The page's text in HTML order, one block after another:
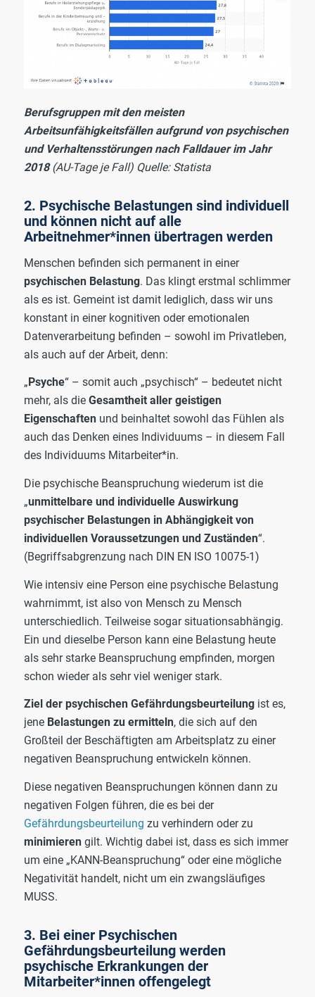
Berufsgruppen mit den meisten
Arbeitsunfähigkeitsfällen aufgrund von psychischen
und Verhaltensstörungen nach Falldauer im Jahr
2018(AU-Tage je Fall) Quelle: Statista
2. Psychische Belastungen sind individuell
und können nicht auf alle
Arbeitnehmer*innen übertragen werden
Menschen befinden sich permanent in einer
psychischen Belastung. Das klingt erstmal schlimmer
als es ist. Gemeint ist damit lediglich, dass wir uns
konstant in einer kognitiven oder emotionalen
Datenverarbeitung befinden – sowohl im Privatleben,
als auch auf der Arbeit, denn:
„ Psyche“ – somit auch „psychisch“ – bedeutet nicht
mehr, als die Gesamtheit aller geistigen
Eigenschaftenund beinhaltet sowohl das Fühlen als
auch das Denken eines Individuums – in diesem Fall
des Individuums Mitarbeiter*in.
Die psychische Beanspruchung wiederum ist die
„unmittelbare und individuelle Auswirkung
psychischer Belastungen in Abhängigkeit von
individuellen Voraussetzungen und Zuständen“.
(Begriffsabgrenzung nach DIN EN ISO 10075-1)
Wie intensiv eine Person eine psychische Belastung
wahrnimmt, ist also von Mensch zu Mensch
unterschiedlich. Teilweise sogar situationsabhängig.
Ein und dieselbe Person kann eine Belastung heute
als sehr starke Beanspruchung empfinden, morgen
schon wieder als sehr viel weniger stark.
Ziel der psychischen Gefährdungsbeurteilungist es,
jene Belastungen zu ermitteln, die sich auf den
Großteil der Beschäftigten am Arbeitsplatz zu einer
negativen Beanspruchung entwickeln können.
Diese negativen Beanspruchungen können dann zu
negativen Folgen führen, die es bei der
Gefährdungsbeurteilung zu verhindern oder zu
minimierengilt. Wichtig dabei ist, dass es sich immer
um eine „KANN-Beanspruchung“ oder eine mögliche
Negativität handelt, nicht um ein zwangsläufiges
MUSS.
3. Bei einer Psychischen
Gefährdungsbeurteilung werden
psychische Erkrankungen der
Mitarbeiter*innen offengelegt